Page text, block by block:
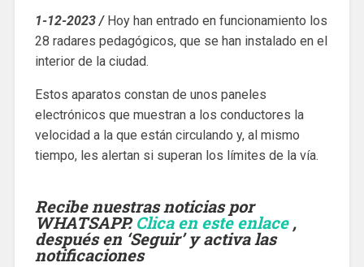
1-12-2023 /Hoy han entrado en funcionamiento los
28 radares pedagógicos, que se han instalado en el
interior de la ciudad.
Estos aparatos constan de unos paneles
electrónicos que muestran a los conductores la
velocidad a la que están circulando y, al mismo
tiempo, les alertan si superan los límites de la vía.
Recibe nuestras noticias por
WHATSAPP. Clica en este enlace,
después en ‘Seguir’ y activa las
notificaciones